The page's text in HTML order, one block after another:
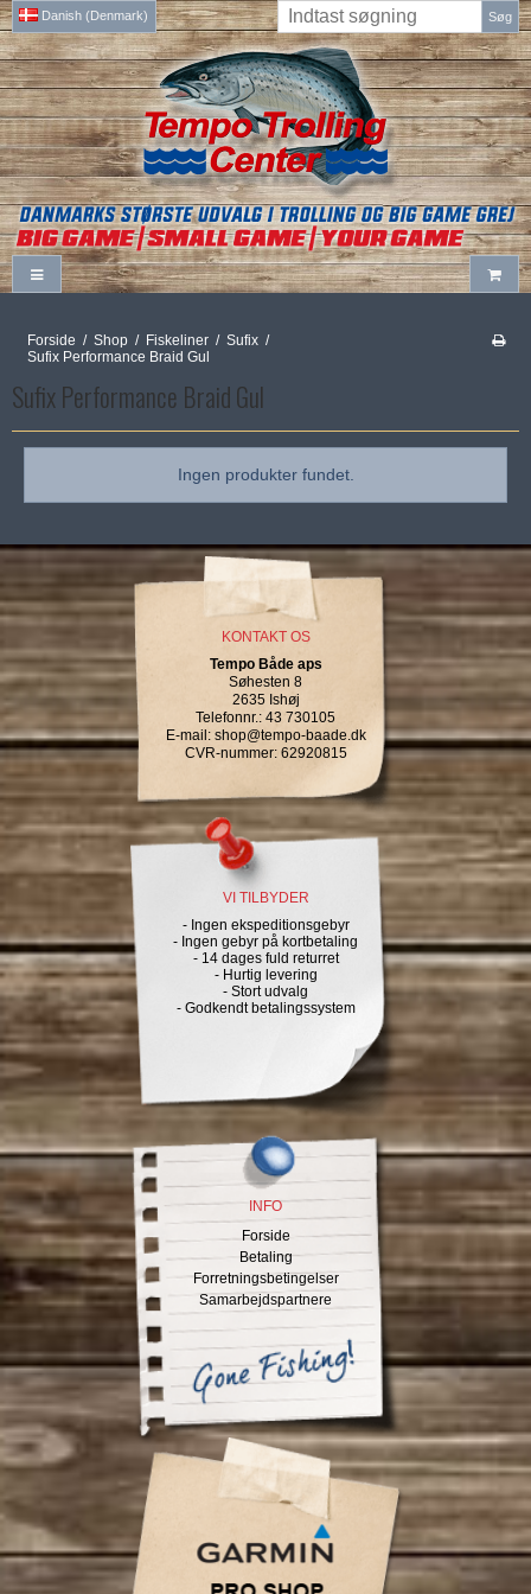
Danish (Denmark) Søg
Forside / Shop / Fiskeliner / Sufix /
Sufix Performance Braid Gul
Sufix Performance Braid Gul
Ingen produkter fundet.
KONTAKT OS
Tempo Både aps
Søhesten 8
2635 Ishøj
Telefonnr.: 43 730105
E-mail : shop@tempo-baade.dk
CVR-nummer:62920815
VI TILBYDER
- Ingen ekspeditionsgebyr
- Ingen gebyr på kortbetaling
- 14 dages fuld returret
- Hurtig levering
- Stort udvalg
- Godkendt betalingssystem
INFO
Forside
Betaling
Forretningsbetingelser
Samarbejdspartnere